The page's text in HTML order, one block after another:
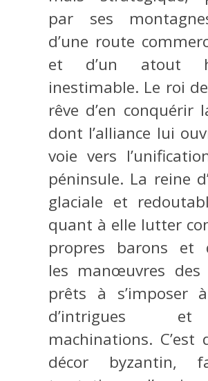
par ses
d’une route
et d’un atout
inestimable. Le roi
rêve d’en conquérir
dont l’alliance lui
voie vers
péninsule. La reine
glaciale et
quant à elle lutter
propres barons et
les manœuvres des
prêts à s’imposer
d’intrigues
machinations. C’est
décor byzantin,